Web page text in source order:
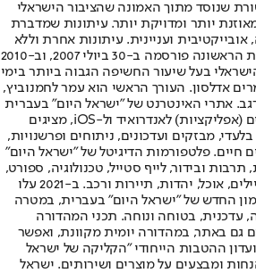
שנוסד מתוך האמונה שהציבור הישראלי
יותר ומדויקת יותר. עיתונות שמדברת
ועניינית. עיתונות אחרת וללא
תשלום. המהדורה המודפסת הראשונה פורסמה ב-30 ביולי 2007, וב-2010
בעל שיעור החשיפה הגבוה ביותר בימי
אדלסון. העורך הראשי הוא עמר לחמנוביץ,
אתרי האינטרנט של "ישראל היום" בעברית
ובאנגלית, כמו כן היישומונים (אפליקציות) לאנדרואיד ול-iOS, מציגים
מבזקים ועדכונים, ניתוחים ופרשנויות,
חיים. פלטפורמות הדיגיטל של "ישראל היום"
ובידור, לייף סטייל, טכנולוגיה, ספורט,
כלכלה וצרכנות, בריאות, חיילים, אוכל, יהדות, תיירות ורכב. ב-2021 עלו
החדש של "ישראל היום" בעברית, במטרה
עדכנית, בטוחה ונוחה. תכני המהדורה
גם באתר, במהדורה יומית מקוונת, ואפשר
ההטבות הייחודי "הקליקה של ישראל
ומבצעים על מוצרים ושירותים. ישראל